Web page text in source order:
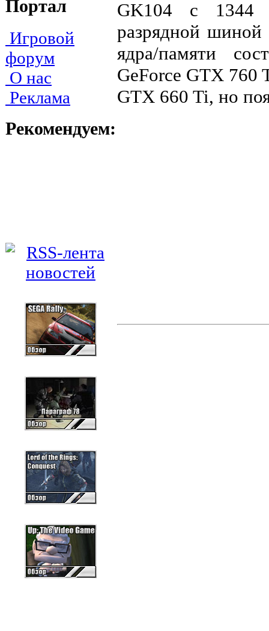
Портал
Игровой
форум
О нас
Реклама
Рекомендуем:
GK104 с 1344
разрядной шиной
ядра/памяти
GeForce GTX 760
GTX 660 Ti, но